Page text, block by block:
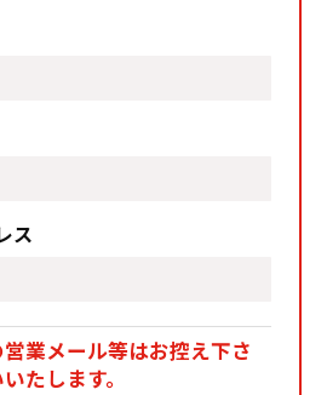
ス
業メール等はお控え下さ
たします。